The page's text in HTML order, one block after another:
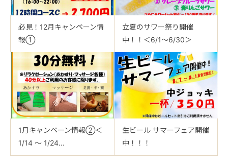
必見！12月キャンペーン情
報①
立夏のサワー祭り開催
中！！＜6/1～6/30＞
1月キャンペーン情報②＜
1/14 ～ 1/24...
生ビール サマーフェア開催
中！！！